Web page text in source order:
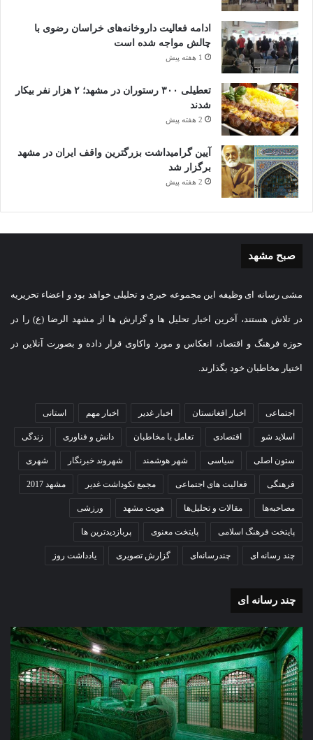
ادامه فعالیت داروخانه‌های خراسان رضوی با
چالش مواجه شده است
1 هفته پیش
تعطیلی ۳۰۰ رستوران در مشهد؛ ۲ هزار نفر بیکار
شدند
2 هفته پیش
آیین گرامیداشت بزرگترین واقف ایران در مشهد
برگزار شد
2 هفته پیش
صبح مشهد
مشی رسانه ای وظیفه این مجموعه خبری و تحلیلی خواهد بود و اعضاء تحریریه
در تلاش هستند، آخرین اخبار تحلیل ها و گزارش ها از مشهد الرضا (ع) را در
حوزه فرهنگ و اقتصاد، انعکاس و مورد واکاوی قرار داده و بصورت آنلاین در
اختیار مخاطبان خود بگذارند.
اجتماعی اخبار افغانستان اخبار غدیر اخبار مهم استانی
اسلاید شو اقتصادی تعامل با مخاطبان دانش و فناوری زندگی
ستون اصلی سیاسی شهر هوشمند شهروند خبرنگار شهری
فرهنگی فعالیت های اجتماعی مجمع نکوداشت غدیر مشهد 2017
مصاحبه‌ها مقالات و تحلیل‌ها هویت مشهد ورزشی
پایتخت فرهنگ اسلامی پایتخت معنوی پربازدیدترین ها
چند رسانه ای چندرسانه‌ای گزارش تصویری یادداشت روز
چند رسانه ای
غبارروبی
مضجع
نورانی
امام
رضا(علیه
السلام)
فیلم